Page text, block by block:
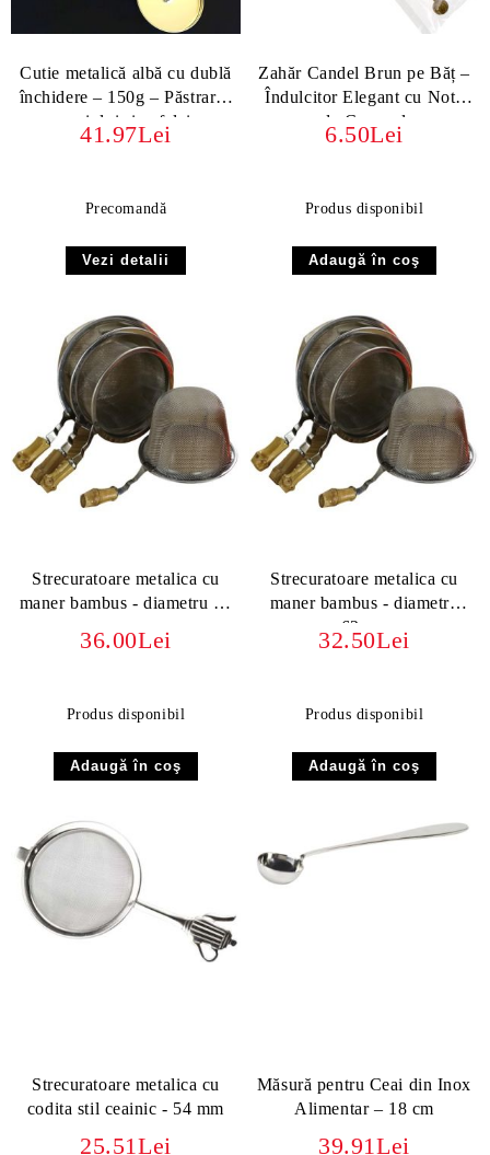
Cutie metalică albă cu dublă
închidere – 150g – Păstrarea
ceaiului și cafelei
41.97Lei
Precomandă
Vezi detalii
Zahăr Candel Brun pe Băț –
Îndulcitor Elegant cu Note
de Caramel
6.50Lei
Produs disponibil
Strecuratoare metalica cu
maner bambus - diametru 70
36.00Lei
Produs disponibil
Strecuratoare metalica cu
maner bambus - diametru
62mm
32.50Lei
Produs disponibil
Strecuratoare metalica cu
codita stil ceainic - 54 mm
25.51Lei
Măsură pentru Ceai din Inox
Alimentar – 18 cm
39.91Lei